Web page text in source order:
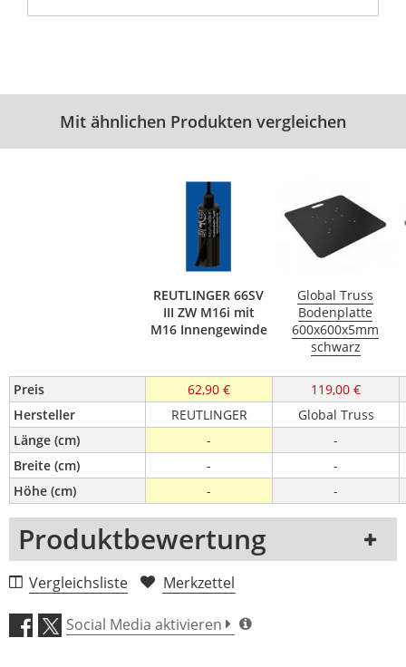
Mit ähnlichen Produkten vergleichen
REUTLINGER 66SV
III ZW M16i mit
M16 Innengewinde
Global Truss
Bodenplatte
600x600x5mm
schwarz
Preis 62,90 €
119,00 €
Hersteller
REUTLINGER
Global Truss
Länge (cm)
-
-
Breite (cm)
-
-
Höhe (cm)
- -
Produktbewertung
1 Rezension
5 Sterne
4 Sterne
Vergleichsliste Merkzettel
Social Media aktivieren